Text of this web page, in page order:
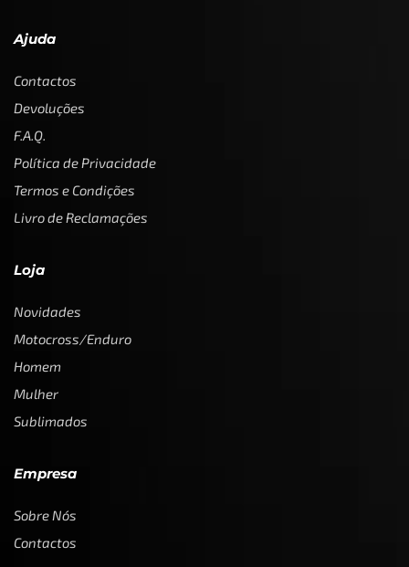
Ajuda
Contactos
Devoluções
F.A.Q.
Política de Privacidade
Termos e Condições
Livro de Reclamações
Loja
Novidades
Motocross/Enduro
Homem
Mulher
Sublimados
Empresa
Sobre Nós
Contactos